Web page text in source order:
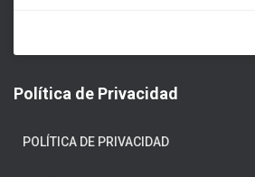
Política de Privacidad
POLÍTICA DE PRIVACIDAD